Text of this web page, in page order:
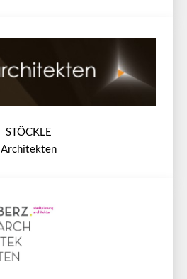
STÖCKLE
Architekten